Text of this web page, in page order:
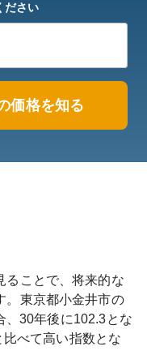
ださい
価格を知る
ることで、将来的な
東京都小金井市の
、30年後に102.3とな
比べて高い指数とな